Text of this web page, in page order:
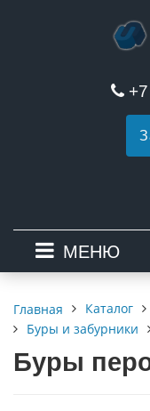
МЕНЮ
Главная Каталог
Буры и забурники
Буры